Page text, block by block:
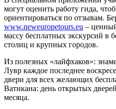
могут оценить работу гида,
ориентироваться по отзывам.
www.neweuropetours.eu –
массу бесплатных экскурсий в
столиц и крупных городов.
Из полезных «лайфхаков»:
Лувр каждое последнее
двери для всех желающих
Ватикана: день открытых
месяца.